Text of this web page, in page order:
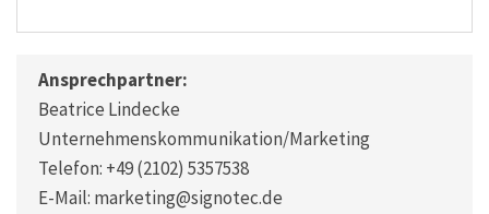
Ansprechpartner:
Beatrice Lindecke
Unternehmenskommunikation/Marketing
Telefon: +49 (2102) 5357538
E-Mail: marketing@signotec.de